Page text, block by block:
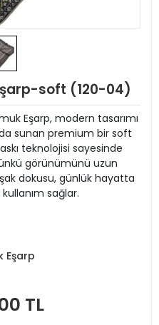
soft (120-04)
Eşarp, modern tasarımı
sunan premium bir soft
teknolojisi sayesinde
görünümünü uzun
dokusu, günlük hayatta
sağlar.
Eşarp
TL